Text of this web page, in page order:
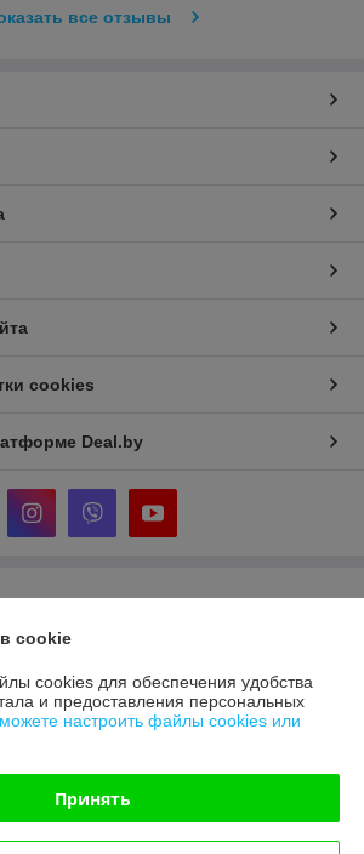
все отзывы
cookies
Deal.by
с ограниченной ответственностью
г. Минск, ул. Сухаревская, д. 16, пом. 16
ЕГР: 193793054
Минский горисполком
cookie
cookies для обеспечения удобства
и предоставления персональных
настроить файлы cookies или
Принять